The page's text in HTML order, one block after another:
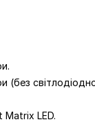
(без
Matrix LED.